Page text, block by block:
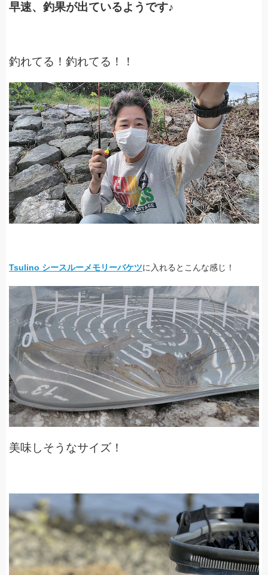
早速、釣果が出ているようです♪
釣れてる！釣れてる！！
Tsulino シースルーメモリーバケツに入れるとこんな感じ！
美味しそうなサイズ！